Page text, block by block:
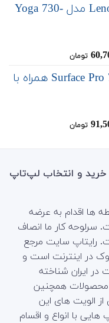
لپ تاپ 15 اینچی Lenovo مدل Yoga 730-
تومان
تبلت Microsoft مدل Surface Pro 7 همراه با
تومان
خرید و انتخاب لپ‌تاپ
ها اقدام به عرضه
سرلوحه کار ما انصاف
رایتاپ سایت مرجع
در اینترنت است و
فعالیت در ایران شناخته
محصولات همچنین
الویت های این
با انواع و اقسام